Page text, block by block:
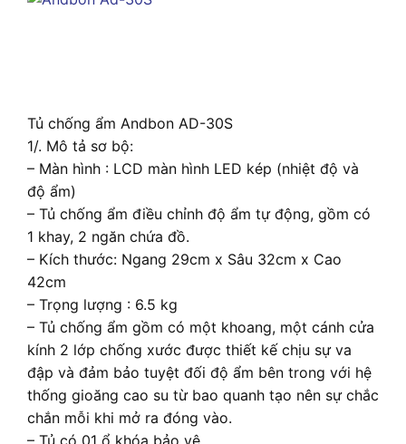
Tủ chống ẩm Andbon AD-30S
1/. Mô tả sơ bộ:
– Màn hình : LCD màn hình LED kép (nhiệt độ và
độ ẩm)
– Tủ chống ẩm điều chỉnh độ ẩm tự động, gồm có
1 khay, 2 ngăn chứa đồ.
– Kích thước: Ngang 29cm x Sâu 32cm x Cao
42cm
– Trọng lượng : 6.5 kg
– Tủ chống ẩm gồm có một khoang, một cánh cửa
kính 2 lớp chống xước được thiết kế chịu sự va
đập và đảm bảo tuyệt đối độ ẩm bên trong với hệ
thống gioăng cao su từ bao quanh tạo nên sự chắc
chắn mỗi khi mở ra đóng vào.